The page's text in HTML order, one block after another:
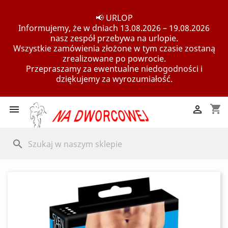
📢 URLOP
Informujemy, że w dniach 13.08.2026 – 19.08.2026
nasz zespół przebywa na urlopie.
Wszystkie zamówienia złożone w tym czasie zostaną
zrealizowane po powrocie.
Przepraszamy za ewentualne niedogodności i
dziękujemy za wyrozumiałość.
 shopping_cart

search